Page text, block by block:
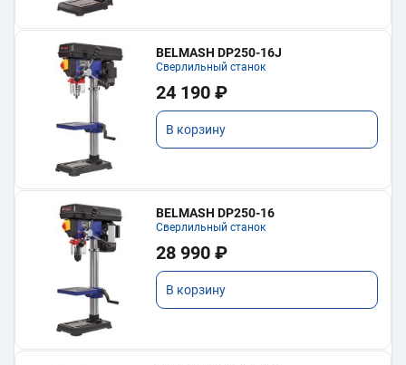
BELMASH DP250-16J
Сверлильный станок
24 190 ₽
В корзину
BELMASH DP250-16
Сверлильный станок
28 990 ₽
В корзину